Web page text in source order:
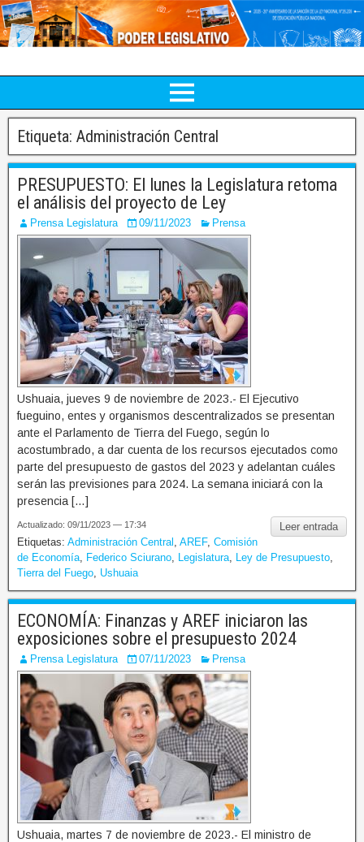
Etiqueta: Administración Central
PRESUPUESTO: El lunes la Legislatura retoma
el análisis del proyecto de Ley
Prensa Legislatura 09/11/2023 Prensa
Ushuaia, jueves 9 de noviembre de 2023.- El Ejecutivo
fueguino, entes y organismos descentralizados se presentan
ante el Parlamento de Tierra del Fuego, según lo
acostumbrado, a dar cuenta de los recursos ejecutados como
parte del presupuesto de gastos del 2023 y adelantan cuáles
serán las previsiones para 2024. La semana iniciará con la
presencia […]
Leer entrada
Actualizado: 09/11/2023 — 17:34
Etiquetas: Administración Central AREF, Comisión
de Economía
Federico Sciurano Legislatura Ley de Presupuesto
Tierra del Fuego Ushuaia
ECONOMÍA: Finanzas y AREF iniciaron las
exposiciones sobre el presupuesto 2024
Prensa Legislatura 07/11/2023 Prensa
Ushuaia, martes 7 de noviembre de 2023.- El ministro de